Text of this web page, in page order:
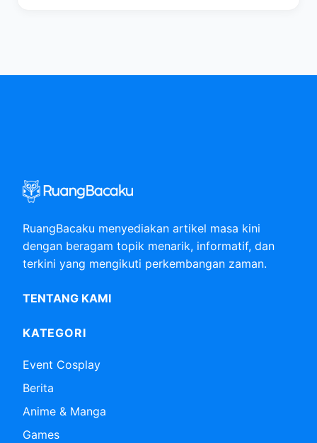
RuangBacaku menyediakan artikel masa kini
dengan beragam topik menarik, informatif, dan
terkini yang mengikuti perkembangan zaman.
TENTANG KAMI
KATEGORI
Event Cosplay
Berita
Anime & Manga
Games